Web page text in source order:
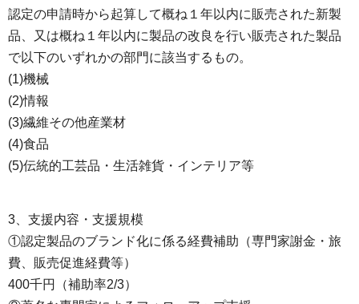
認定の申請時から起算して概ね１年以内に販売された新製
品、又は概ね１年以内に製品の改良を行い販売された製品
で以下のいずれかの部門に該当するもの。
(1)機械
(2)情報
(3)繊維その他産業材
(4)食品
(5)伝統的工芸品・生活雑貨・インテリア等
3、支援内容・支援規模
①認定製品のブランド化に係る経費補助（専門家謝金・旅
費、販売促進経費等）
400千円（補助率2/3）